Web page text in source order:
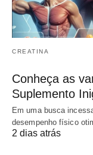
CREATINA
Conheça as
Suplemento
Em uma busca
desempenho físico
2 dias atrás